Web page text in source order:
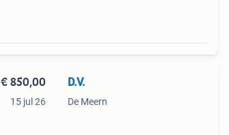
€ 850,00
15 jul 26
D.V.
De Meern